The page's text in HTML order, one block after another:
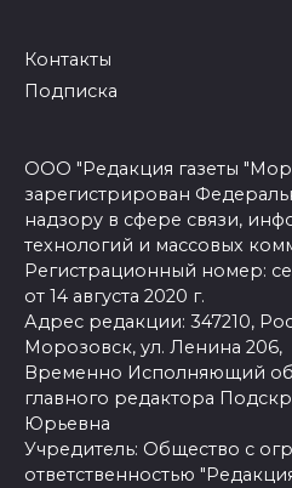
Контакты
Подписка
ООО "Редакция газеты
зарегистрирован
надзору в сфере связи,
технологий и массовых
Регистрационный номер:
от 14 августа 2020 г.
Адрес редакции: 347210,
Морозовск, ул. Ленина 206,
Временно Исполняющий
главного редактора
Юрьевна
Учредитель: Общество с
ответственностью